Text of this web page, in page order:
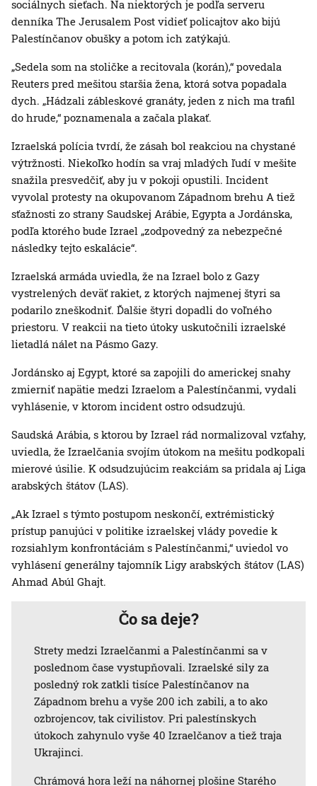
sociálnych sieťach. Na niektorých je podľa serveru
denníka The Jerusalem Post vidieť policajtov ako bijú
Palestínčanov obušky a potom ich zatýkajú.
„Sedela som na stoličke a recitovala (korán),“ povedala
Reuters pred mešitou staršia žena, ktorá sotva popadala
dych. „Hádzali zábleskové granáty, jeden z nich ma trafil
do hrude,“ poznamenala a začala plakať.
Izraelská polícia tvrdí, že zásah bol reakciou na chystané
výtržnosti. Niekoľko hodín sa vraj mladých ľudí v mešite
snažila presvedčiť, aby ju v pokoji opustili. Incident
vyvolal protesty na okupovanom Západnom brehu A tiež
sťažnosti zo strany Saudskej Arábie, Egypta a Jordánska,
podľa ktorého bude Izrael „zodpovedný za nebezpečné
následky tejto eskalácie“.
Izraelská armáda uviedla, že na Izrael bolo z Gazy
vystrelených deväť rakiet, z ktorých najmenej štyri sa
podarilo zneškodniť. Ďalšie štyri dopadli do voľného
priestoru. V reakcii na tieto útoky uskutočnili izraelské
lietadlá nálet na Pásmo Gazy.
Jordánsko aj Egypt, ktoré sa zapojili do americkej snahy
zmierniť napätie medzi Izraelom a Palestínčanmi, vydali
vyhlásenie, v ktorom incident ostro odsudzujú.
Saudská Arábia, s ktorou by Izrael rád normalizoval vzťahy,
uviedla, že Izraelčania svojím útokom na mešitu podkopali
mierové úsilie. K odsudzujúcim reakciám sa pridala aj Liga
arabských štátov (LAS).
„Ak Izrael s týmto postupom neskončí, extrémistický
prístup panujúci v politike izraelskej vlády povedie k
rozsiahlym konfrontáciám s Palestínčanmi,“ uviedol vo
vyhlásení generálny tajomník Ligy arabských štátov (LAS)
Ahmad Abúl Ghajt.
Čo sa deje?
Strety medzi Izraelčanmi a Palestínčanmi sa v
poslednom čase vystupňovali. Izraelské sily za
posledný rok zatkli tisíce Palestínčanov na
Západnom brehu a vyše 200 ich zabili, a to ako
ozbrojencov, tak civilistov. Pri palestínskych
útokoch zahynulo vyše 40 Izraelčanov a tiež traja
Ukrajinci.
Chrámová hora leží na náhornej plošine Starého